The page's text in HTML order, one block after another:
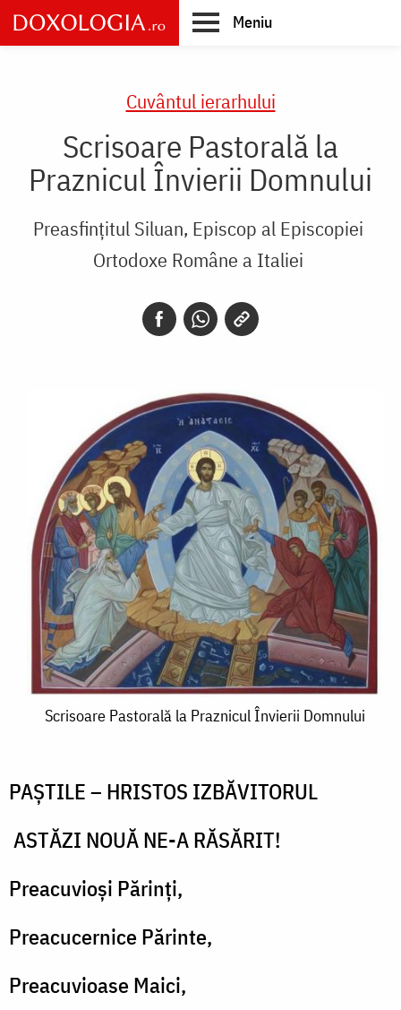
Skip
to
main
Meniu
Cuvântul ierarhului
Scrisoare Pastorală la
Praznicul Învierii Domnului
Preasfințitul Siluan, Episcop al Episcopiei
Ortodoxe Române a Italiei
Scrisoare
Praznicul
Învierii
Scrisoare Pastorală la Praznicul Învierii Domnului
PAȘTILE – HRISTOS IZBĂVITORUL
ASTĂZI NOUĂ NE-A RĂSĂRIT!
Preacuvioși Părinți,
Preacucernice Părinte,
Preacuvioase Maici,